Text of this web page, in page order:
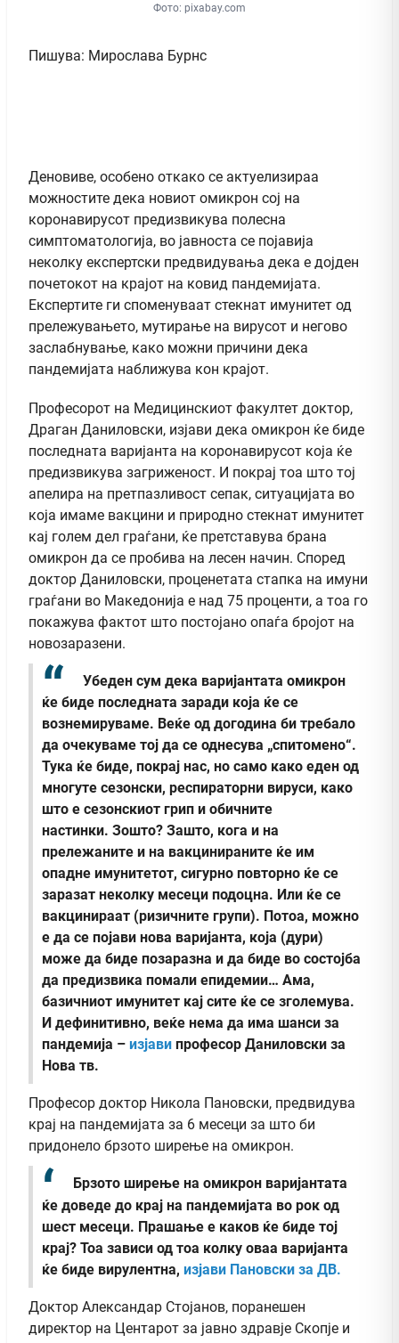
Фото: pixabay.com
Пишува: Мирослава Бурнс
Деновиве, особено откако се актуелизираа
можностите дека новиот омикрон сој на
коронавирусот предизвикува полесна
симптоматологија, во јавноста се појавија
неколку експертски предвидувања дека е дојден
почетокот на крајот на ковид пандемијата.
Експертите ги споменуваат стекнат имунитет од
прележувањето, мутирање на вирусот и негово
заслабнување, како можни причини дека
пандемијата наближува кон крајот.
Професорот на Медицинскиот факултет доктор,
Драган Даниловски, изјави дека омикрон ќе биде
последната варијанта на коронавирусот која ќе
предизвикува загриженост. И покрај тоа што тој
апелира на претпазливост сепак, ситуацијата во
која имаме вакцини и природно стекнат имунитет
кај голем дел граѓани, ќе претставува брана
омикрон да се пробива на лесен начин. Според
доктор Даниловски, проценетата стапка на имуни
граѓани во Македонија е над 75 проценти, а тоа го
покажува фактот што постојано опаѓа бројот на
новозаразени.
Убеден сум дека варијантата омикрон
ќе биде последната заради која ќе се
вознемируваме. Веќе од догодина би требало
да очекуваме тој да се однесува „спитомено“.
Тука ќе биде, покрај нас, но само како еден од
многуте сезонски, респираторни вируси, како
што е сезонскиот грип и обичните
настинки. Зошто? Зашто, кога и на
прележаните и на вакцинираните ќе им
опадне имунитетот, сигурно повторно ќе се
заразат неколку месеци подоцна. Или ќе се
вакцинираат (ризичните групи). Потоа, можно
е да се појави нова варијанта, која (дури)
може да биде позаразна и да биде во состојба
да предизвика помали епидемии… Ама,
базичниот имунитет кај сите ќе се зголемува.
И дефинитивно, веќе нема да има шанси за
пандемија – изјави професор Даниловски за
Нова тв.
Професор доктор Никола Пановски, предвидува
крај на пандемијата за 6 месеци за што би
придонело брзото ширење на омикрон.
Брзото ширење на oмикрон варијантата
ќе доведе до крај на пандемијата во рок од
шест месеци. Прашање е каков ќе биде тој
крај? Тоа зависи од тоа колку оваа варијанта
ќе биде вирулентна, изјави Пановски за ДВ.
Доктор Александар Стојанов, поранешен
директор на Центарот за јавно здравје Скопје и